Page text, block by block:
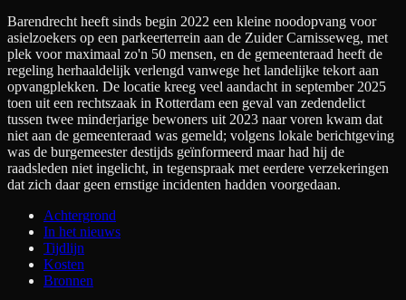
Barendrecht heeft sinds begin 2022 een kleine noodopvang voor
asielzoekers op een parkeerterrein aan de Zuider Carnisseweg, met
plek voor maximaal zo'n 50 mensen, en de gemeenteraad heeft de
regeling herhaaldelijk verlengd vanwege het landelijke tekort aan
opvangplekken. De locatie kreeg veel aandacht in september 2025
toen uit een rechtszaak in Rotterdam een geval van zedendelict
tussen twee minderjarige bewoners uit 2023 naar voren kwam dat
niet aan de gemeenteraad was gemeld; volgens lokale berichtgeving
was de burgemeester destijds geïnformeerd maar had hij de
raadsleden niet ingelicht, in tegenspraak met eerdere verzekeringen
dat zich daar geen ernstige incidenten hadden voorgedaan.
Achtergrond
In het nieuws
Tijdlijn
Kosten
Bronnen